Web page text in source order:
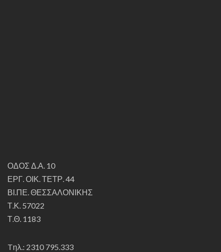
ΟΔΟΣ Δ.Α. 10
ΕΡΓ. ΟΙΚ. ΤΕΤΡ. 44
ΒΙ.ΠΕ. ΘΕΣΣΑΛΟΝΙΚΗΣ
Τ.Κ. 57022
Τ.Θ. 1183
Tηλ.: 2310 795.333